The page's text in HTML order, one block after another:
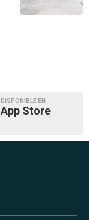
DISPONIBLE EN
App Store